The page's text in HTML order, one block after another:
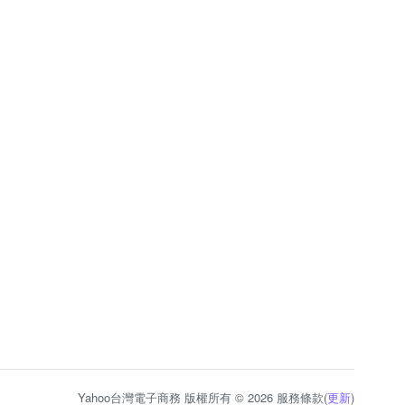
Yahoo台灣電子商務 版權所有 © 2026 服務條款(更新)